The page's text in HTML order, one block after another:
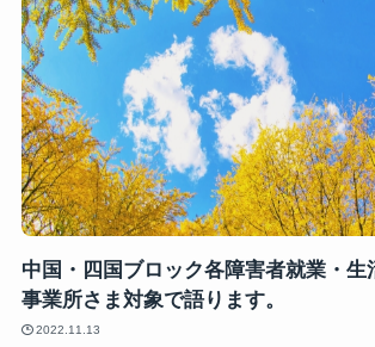
中国・四国ブロック各障害者就業・生
事業所さま対象で語ります。
2022.11.13